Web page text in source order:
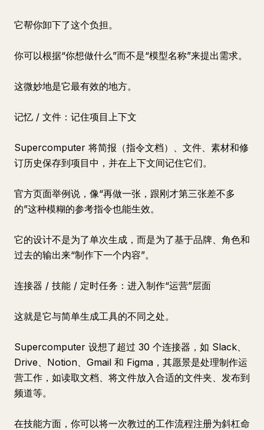
它帮你卸下了这个负担。
你可以根据“你想做什么”而不是“模型名称”来提出需求。
这微妙地是它最有效的地方。
记忆 / 文件：记住项目上下文
Supercomputer 将简报（指令文档）、文件、素材和修
订历史保存到项目中，并在上下文间记住它们。
官方页面举例说，像“再做一张，跟刚才第三张差不多
的”这种模糊的参考指令也能生效。
它的设计不是为了单次生成，而是为了基于品牌、角色和
过去的输出来“制作下一个内容”。
连接器 / 技能 / 定时任务：进入制作“运营”层面
这就是它与简单生成工具的不同之处。
Supercomputer 设想了超过 30 个连接器，如 Slack、
Drive、Notion、Gmail 和 Figma，其愿景是处理制作运
营工作，如读取文档、将文件放入合适的文件夹、发布到
频道等。
在技能方面，你可以将一次教过的工作流程注册为斜杠命